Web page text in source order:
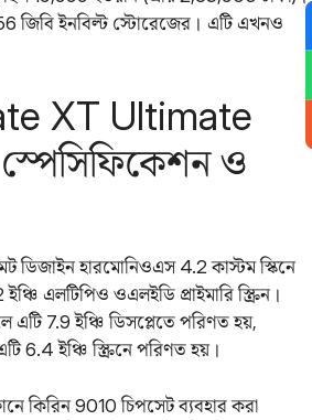
জিবি ইনবিল্ট স্টোরেজের। এটি এখনও
XT Ultimate
ও
ডিজাইন হারমোনিওএস 4.2 কাস্টম স্কিনে
এলটিপিও ওএলইডি প্রাইমারি স্ক্রিন।
এটি 7.9 ইঞ্চি ডিসপ্লেতে পরিণত হয়,
6.4 ইঞ্চি স্ক্রিনে পরিণত হয়।
কিরিন 9010 চিপসেট ব্যবহার করা